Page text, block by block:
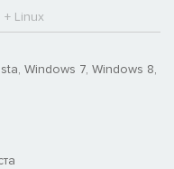
+ Linux
Windows 7, Windows 8,